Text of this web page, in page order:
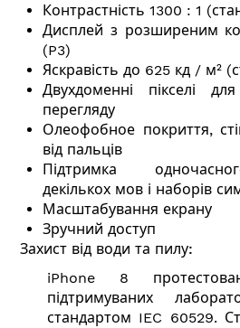
Контрастність 1300 : 1
Дисплей з розширеним
(P3)
Яскравість до 625 кд / м²
Двухдоменні пікселі
перегляду
Олеофобное покриття,
від пальців
Підтримка
декількох мов і наборів
Масштабування екрану
Зручний доступ
Захист від води та пилу:
iPhone 8
підтримуваних
стандартом IEC 60529.